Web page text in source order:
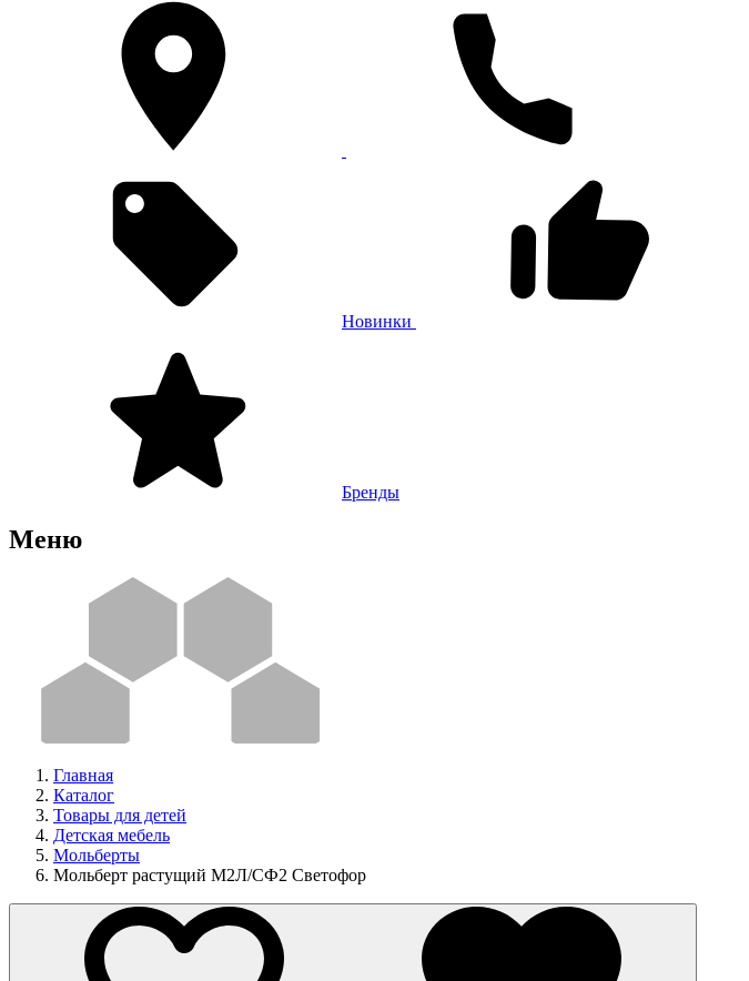
Новинки
Бренды
Меню
Главная
Каталог
Товары для детей
Детская мебель
Мольберты
Мольберт растущий М2Л/СФ2 Светофор